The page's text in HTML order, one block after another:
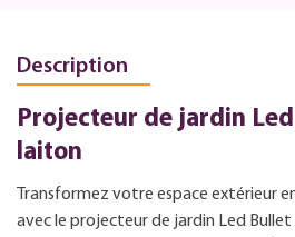
Description
Projecteur de jardin
laiton
Transformez votre espace extérieur
avec le projecteur de jardin Led